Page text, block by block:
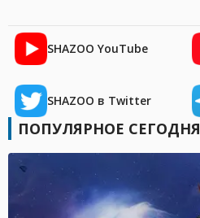
SHAZOO YouTube
SHAZOO в Twitter
ПОПУЛЯРНОЕ СЕГОДНЯ